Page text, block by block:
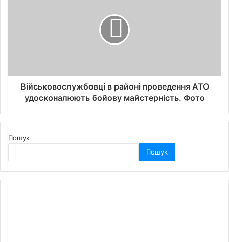
Військовослужбовці в районі проведення АТО
удосконалюють бойову майстерність. Фото
Пошук
Пошук